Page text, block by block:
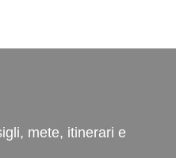
mete, itinerari e